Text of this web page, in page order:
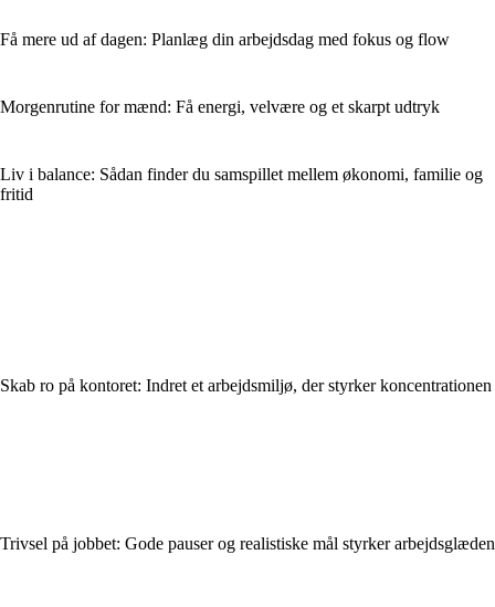
Få mere ud af dagen: Planlæg din arbejdsdag med fokus og flow
Morgenrutine for mænd: Få energi, velvære og et skarpt udtryk
Liv i balance: Sådan finder du samspillet mellem økonomi, familie og
fritid
Skab ro på kontoret: Indret et arbejdsmiljø, der styrker koncentrationen
Trivsel på jobbet: Gode pauser og realistiske mål styrker arbejdsglæden